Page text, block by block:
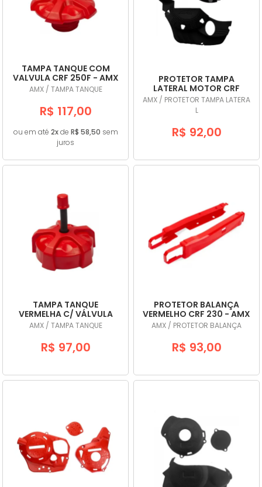
TAMPA TANQUE COM
VALVULA CRF 250F - AMX
AMX / TAMPA TANQUE
R$ 117,00
ou em até 2xde R$ 58,50 sem
juros
PROTETOR TAMPA
LATERAL MOTOR CRF
250F PRETO - AMX
AMX / PROTETOR TAMPA LATERA
L
R$ 92,00
TAMPA TANQUE
VERMELHA C/ VÁLVULA
CRF 230 - AMX
AMX / TAMPA TANQUE
R$ 97,00
PROTETOR BALANÇA
VERMELHO CRF 230 - AMX
AMX / PROTETOR BALANÇA
R$ 93,00